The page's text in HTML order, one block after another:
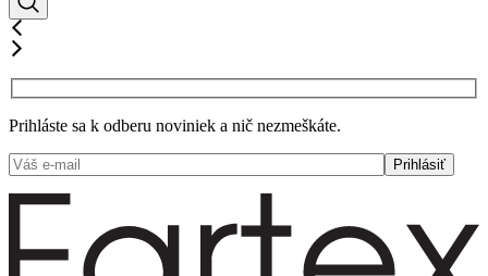
Prihláste sa k odberu noviniek a nič nezmeškáte.